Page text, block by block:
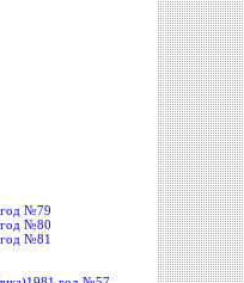
год №79
год №80
год №81